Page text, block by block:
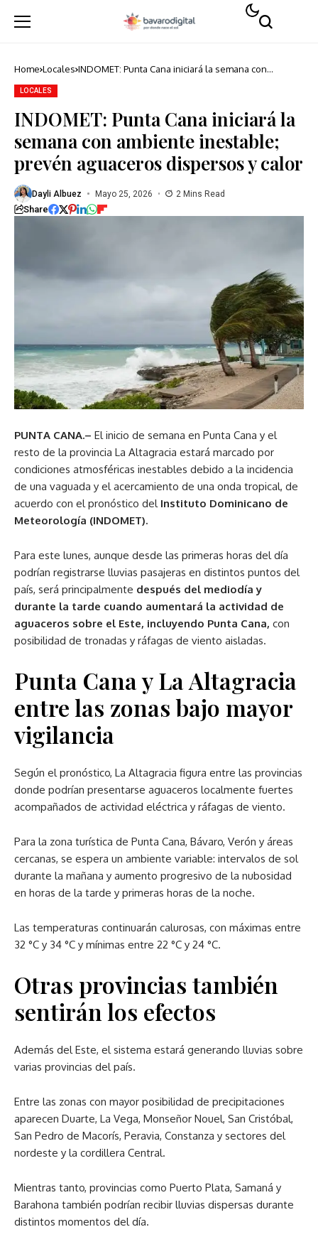
Home Locales INDOMET: Punta Cana iniciará la semana con
LOCALES
INDOMET: Punta Cana iniciará la
semana con ambiente inestable;
prevén aguaceros dispersos y calor
Dayli Albuez Mayo 25, 2026 2 Mins Read
Share
PUNTA CANA.– El inicio de semana en Punta Cana y el
resto de la provincia La Altagracia estará marcado por
condiciones atmosféricas inestables debido a la incidencia
de una vaguada y el acercamiento de una onda tropical, de
acuerdo con el pronóstico del Instituto Dominicano de
Meteorología (INDOMET).
Para este lunes, aunque desde las primeras horas del día
podrían registrarse lluvias pasajeras en distintos puntos del
país, será principalmente después del mediodía y
durante la tarde cuando aumentará la actividad de
aguaceros sobre el Este, incluyendo Punta Cana, con
posibilidad de tronadas y ráfagas de viento aisladas.
Punta Cana y La Altagracia
entre las zonas bajo mayor
vigilancia
Según el pronóstico, La Altagracia figura entre las provincias
donde podrían presentarse aguaceros localmente fuertes
acompañados de actividad eléctrica y ráfagas de viento.
Para la zona turística de Punta Cana, Bávaro, Verón y áreas
cercanas, se espera un ambiente variable: intervalos de sol
durante la mañana y aumento progresivo de la nubosidad
en horas de la tarde y primeras horas de la noche.
Las temperaturas continuarán calurosas, con máximas entre
32 °C y 34 °C y mínimas entre 22 °C y 24 °C.
Otras provincias también
sentirán los efectos
Además del Este, el sistema estará generando lluvias sobre
varias provincias del país.
Entre las zonas con mayor posibilidad de precipitaciones
aparecen Duarte, La Vega, Monseñor Nouel, San Cristóbal,
San Pedro de Macorís, Peravia, Constanza y sectores del
nordeste y la cordillera Central.
Mientras tanto, provincias como Puerto Plata, Samaná y
Barahona también podrían recibir lluvias dispersas durante
distintos momentos del día.